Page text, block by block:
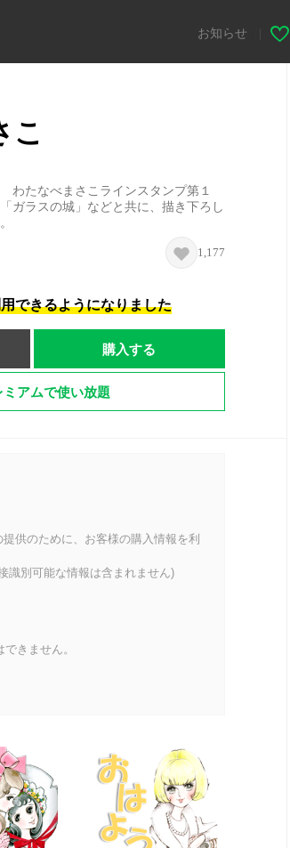
お知らせ
こ
たなべまさこラインスタンプ第１
ガラスの城」などと共に、描き下ろし
1,177
できるようになりました
購入する
ミアムで使い放題
供のために、お客様の購入情報を利
識別可能な情報は含まれません)
きません。